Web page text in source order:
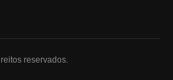
reservados.